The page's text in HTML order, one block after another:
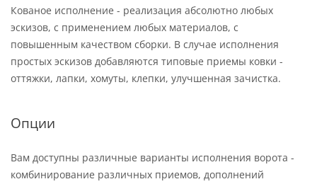
Кованое исполнение - реализация абсолютно любых
эскизов, с применением любых материалов, с
повышенным качеством сборки. В случае исполнения
простых эскизов добавляются типовые приемы ковки -
оттяжки, лапки, хомуты, клепки, улучшенная зачистка.
Опции
Вам доступны различные варианты исполнения ворота -
комбинирование различных приемов, дополнений